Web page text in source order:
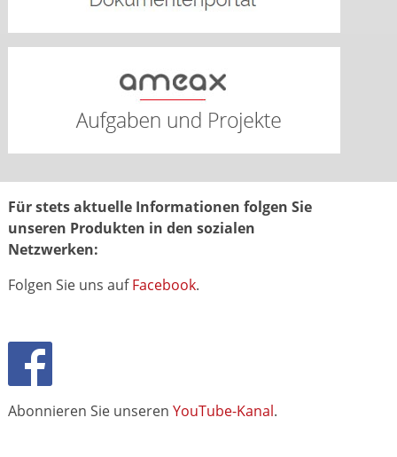
Für stets aktuelle Informationen folgen Sie
unseren Produkten in den sozialen
Netzwerken:
Folgen Sie uns aufFacebook.
Abonnieren Sie unseren YouTube-Kanal.